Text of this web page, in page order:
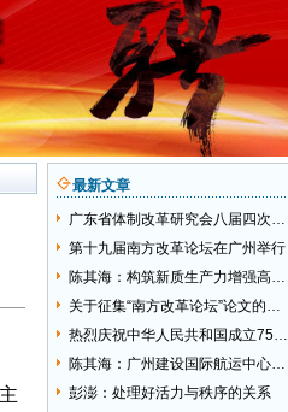
最新文章
广东省体制改革研究会八届四次会员代表大会成功举行
第十九届南方改革论坛在广州举行
陈其海：构筑新质生产力增强高质量发展动能
关于征集“南方改革论坛”论文的通知
热烈庆祝中华人民共和国成立75周年
陈其海：广州建设国际航运中心的目标追求坚定不移
彭澎：处理好活力与秩序的关系